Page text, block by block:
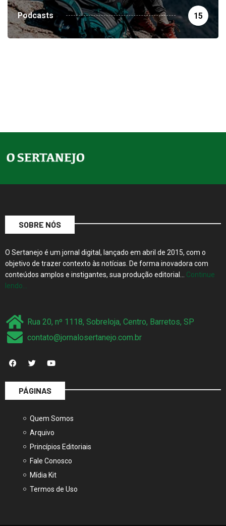
Podcasts 15
SOBRE NÓS
O Sertanejo é um jornal digital, lançado em abril de 2015, com o
objetivo de trazer contexto às notícias. De forma inovadora com
conteúdos amplos e instigantes, sua produção editorial… Continue
lendo…
Rua 20, nº 1118, Sobreloja, Centro, Barretos, SP
contato@jornalosertanejo.com.br
PÁGINAS
Quem Somos
Arquivo
Princípios Editoriais
Fale Conosco
Mídia Kit
Termos de Uso